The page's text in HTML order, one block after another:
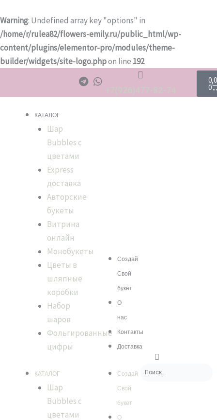
Warning: Undefined array key "options" in
/home/r/rulea82/flowers-emily.ru/public_html/wp-
content/plugins/elementor-pro/modules/theme-
builder/widgets/site-logo.phpon line 192
к
содержимому
0
КАТАЛОГ
Шар
Bubbles с
цветами
Express
доставка
Авторские
букеты
Витрина
онлайн
Монобукеты
Цветы в
шляпные
коробки
Набор
шаров
Фольгированные
цифры
КАТАЛОГ
Шар
Bubbles с
цветами
Создай
Свой
букет
О
нас
Контакты
Доставка
Menu
Создай
Свой
букет
О
Search
this
Диапазон
цен:
Бордовый